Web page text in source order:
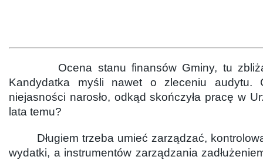
Ocena stanu finansów Gminy, tu
Kandydatka myśli nawet o zleceniu audytu.
niejasności narosło, odkąd skończyła pracę w
lata temu?
Długiem trzeba umieć zarządzać,
wydatki, a instrumentów zarządzania